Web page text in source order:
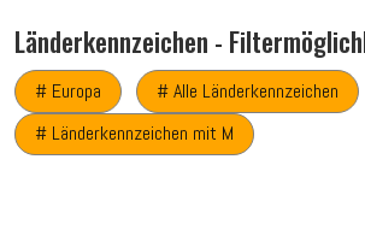
Länderkennzeichen -
# Europa
# Alle Länderkennzeichen
# Länderkennzeichen mit M